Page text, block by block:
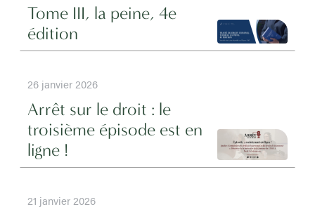
Tome III, la peine, 4e
édition
26 janvier 2026
Arrêt sur le droit : le
troisième épisode est en
ligne !
21 janvier 2026